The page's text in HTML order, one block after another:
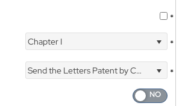
*
Chapter I *
Send the Letters Patent by Courier
*